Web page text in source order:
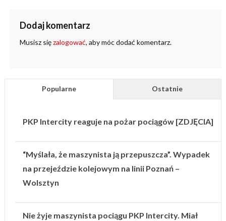
Dodaj komentarz
Musisz sięzalogować, aby móc dodać komentarz.
Popularne Ostatnie
PKP Intercity reaguje na pożar pociągów [ZDJĘCIA]
“Myślała, że maszynista ją przepuszcza”. Wypadek
na przejeździe kolejowym na linii Poznań –
Wolsztyn
Nie żyje maszynista pociągu PKP Intercity. Miał